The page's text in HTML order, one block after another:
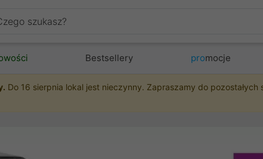
Bestsellery promocje
Do 16 sierpnia lokal jest nieczynny. Zapraszamy do